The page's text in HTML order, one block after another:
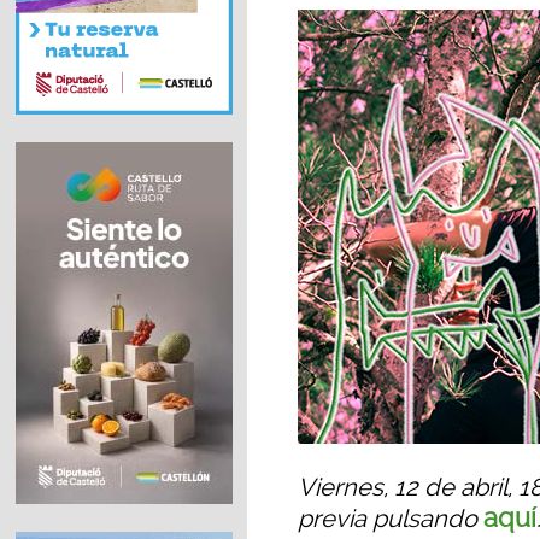
Viernes, 12 de abril,
previa pulsandoaquí.